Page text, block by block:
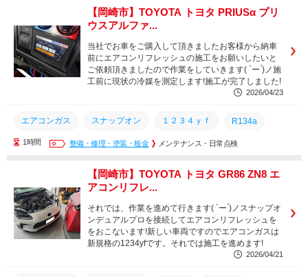
フォーミュラドリフト 点検 名古屋市 知立市
豊橋市 豊川市 西尾市
岡崎市 三河エリア 愛知県
【岡崎市】TOYOTA トヨタ PRIUSα プリ
ウスアルファ...
当社でお車をご購入して頂きましたお客様から納車
前にエアコンリフレッシュの施工をお願いしたいと
ご依頼頂きましたので作業をしていきます( `ー ́)ノ施
工前に現状の冷媒を測定します!施工が完了しました!
2026/04/23
エアコンガス スナップオン １２３４ｙｆ R134a
Snapon エアコンステーション 点検 修理
豊川市 幸田町
蒲郡市 刈谷市 岡崎市
1時間 整備・修理・塗装・板金 メンテナンス・日常点検
【岡崎市】TOYOTA トヨタ GR86 ZN8 エ
アコンリフレ...
それでは、作業を進めて行きます( `ー ́)ノスナップオ
ンデュアルプロを接続してエアコンリフレッシュを
をおこないます!新しい車両ですのでエアコンガスは
新規格の1234yfです。それでは施工を進めます!
2026/04/21